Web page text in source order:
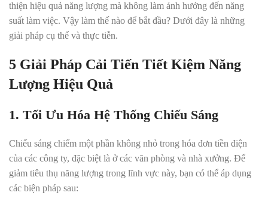
thiện hiệu quả năng lượng mà không làm ảnh hưởng đến năng
suất làm việc. Vậy làm thế nào để bắt đầu? Dưới đây là những
giải pháp cụ thể và thực tiễn.
5 Giải Pháp Cải Tiến Tiết Kiệm Năng
Lượng Hiệu Quả
1. Tối Ưu Hóa Hệ Thống Chiếu Sáng
Chiếu sáng chiếm một phần không nhỏ trong hóa đơn tiền điện
của các công ty, đặc biệt là ở các văn phòng và nhà xưởng. Để
giảm tiêu thụ năng lượng trong lĩnh vực này, bạn có thể áp dụng
các biện pháp sau: